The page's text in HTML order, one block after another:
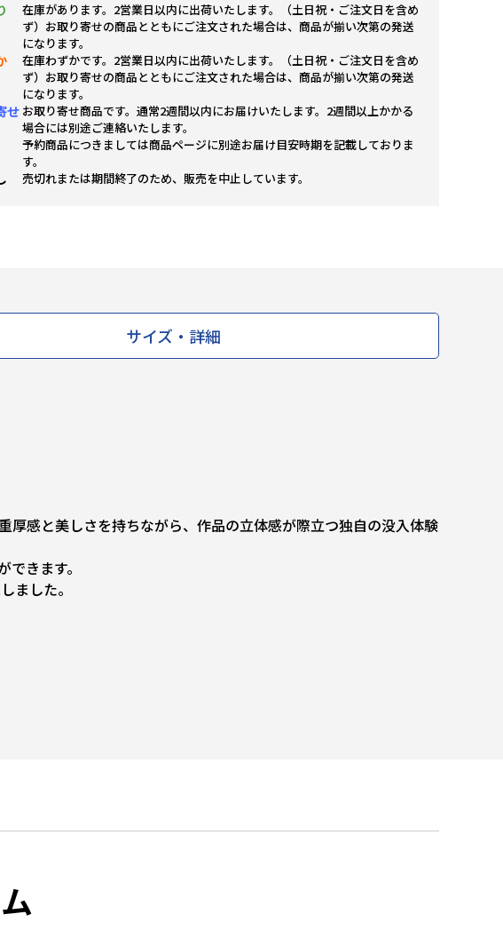
在庫があります。2営業日以内に出荷いたします。（土日祝・ご注文日を含め
ず）お取り寄せの商品とともにご注文された場合は、商品が揃い次第の発送
になります。
在庫わずかです。2営業日以内に出荷いたします。（土日祝・ご注文日を含め
ず）お取り寄せの商品とともにご注文された場合は、商品が揃い次第の発送
になります。
せ お取り寄せ商品です。通常2週間以内にお届けいたします。2週間以上かかる
場合には別途ご連絡いたします。
予約商品につきましては商品ページに別途お届け目安時期を記載しておりま
す。
売切れまたは期間終了のため、販売を中止しています。
サイズ・詳細
感と美しさを持ちながら、作品の立体感が際立つ独自の没入体験
きます。
ました。